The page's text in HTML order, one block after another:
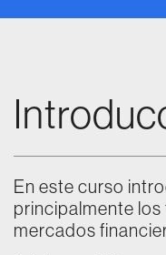
En este curso
principalmente los
mercados